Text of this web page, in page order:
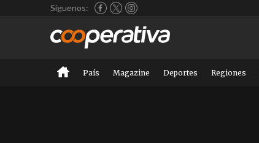
Síguenos:
País Magazine Deportes Regiones